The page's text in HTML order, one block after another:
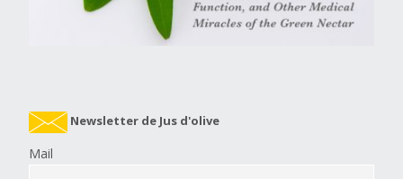
Newsletter de Jus d'olive
Mail